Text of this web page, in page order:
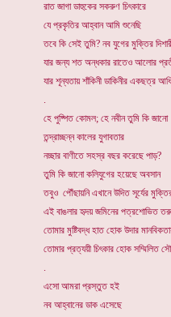
রাত জাগা ডাহুকের সকরুণ চিৎকারে
যে প্রকৃতির আহ্বান আমি শুনেছি
তবে কি সেই তুমি? নব যুগের মুক্তির
যার জন্য শত অন্ধকার রাতেও আলোর
যার শূন্যতায় শাঁকিনী ডাকিনীর একছত্র
.
হে পুষ্পিত কোমল; হে নবীন তুমি কি জানো
তন্দ্রাচ্ছন্ন কালের যুগাবতার
নচ্ছার বাণীতে সহস্র বছর করেছে পাড়?
তুমি কি জানো কলিযুগের হয়েছে অবসান
তবুও পৌঁছায়নি এখানে উদিত সূর্যের
এই বাঙলার হৃদয় জমিনের পত্রশোভিত
তোমার মুষ্টিবদ্ধ হাত হোক উদার
তোমার প্রত্যয়ী চিৎকার হোক সম্মিলিত
.
এসো আমরা প্রস্তুত হই
নব আহ্বানের ডাক এসেছে